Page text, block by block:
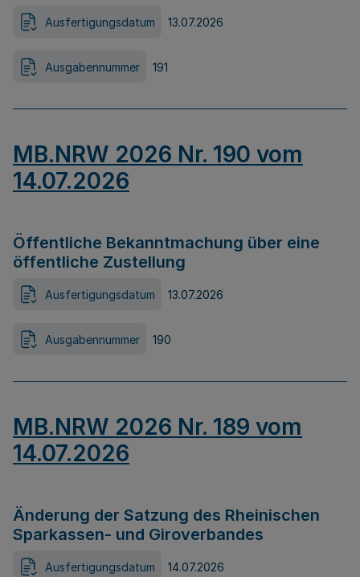
Ausfertigungsdatum 13.07.2026
Ausgabennummer 191
MB.NRW 2026 Nr. 190 vom
14.07.2026
Öffentliche Bekanntmachung über eine
öffentliche Zustellung
Ausfertigungsdatum 13.07.2026
Ausgabennummer 190
MB.NRW 2026 Nr. 189 vom
14.07.2026
Änderung der Satzung des Rheinischen
Sparkassen- und Giroverbandes
Ausfertigungsdatum 14.07.2026